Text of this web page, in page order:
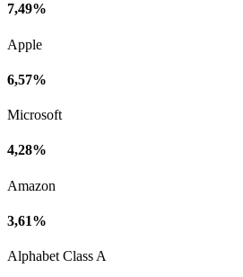
7,49%
Apple
6,57%
Microsoft
4,28%
Amazon
3,61%
Alphabet Class A